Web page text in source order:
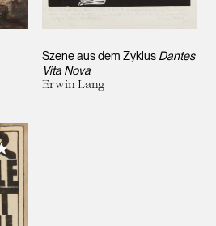
Szene aus dem Zyklus Dantes
Vita Nova
Erwin Lang
Meiner Sammlung hinzufügen